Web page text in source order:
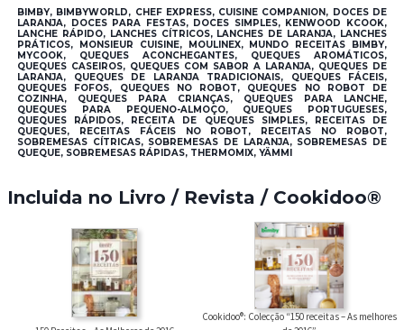
BIMBY, BIMBYWORLD, CHEF EXPRESS, CUISINE COMPANION, DOCES DE
LARANJA, DOCES PARA FESTAS, DOCES SIMPLES, KENWOOD KCOOK,
LANCHE RÁPIDO, LANCHES CÍTRICOS, LANCHES DE LARANJA, LANCHES
PRÁTICOS, MONSIEUR CUISINE, MOULINEX, MUNDO RECEITAS BIMBY,
MYCOOK, QUEQUES ACONCHEGANTES, QUEQUES AROMÁTICOS,
QUEQUES CASEIROS, QUEQUES COM SABOR A LARANJA, QUEQUES DE
LARANJA, QUEQUES DE LARANJA TRADICIONAIS, QUEQUES FÁCEIS,
QUEQUES FOFOS, QUEQUES NO ROBOT, QUEQUES NO ROBOT DE
COZINHA, QUEQUES PARA CRIANÇAS, QUEQUES PARA LANCHE,
QUEQUES PARA PEQUENO-ALMOÇO, QUEQUES PORTUGUESES,
QUEQUES RÁPIDOS, RECEITA DE QUEQUES SIMPLES, RECEITAS DE
QUEQUES, RECEITAS FÁCEIS NO ROBOT, RECEITAS NO ROBOT,
SOBREMESAS CÍTRICAS, SOBREMESAS DE LARANJA, SOBREMESAS DE
QUEQUE, SOBREMESAS RÁPIDAS, THERMOMIX, YÄMMI
Incluida no Livro / Revista / Cookidoo®
Cookidoo®: Colecção “150 receitas – As melhores